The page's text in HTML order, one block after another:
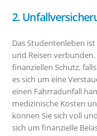
2.
Das Studentenleben
und Reisen
finanziellen Schutz,
es sich um eine
einen Fahrradunfall
medizinische Kosten
können Sie sich voll
sich um finanzielle